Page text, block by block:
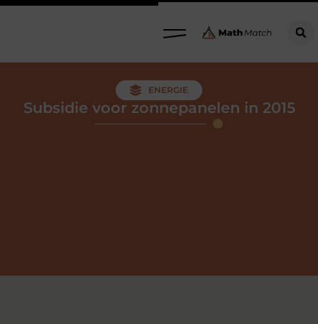
ENERGIE
Subsidie voor zonnepanelen in 2015